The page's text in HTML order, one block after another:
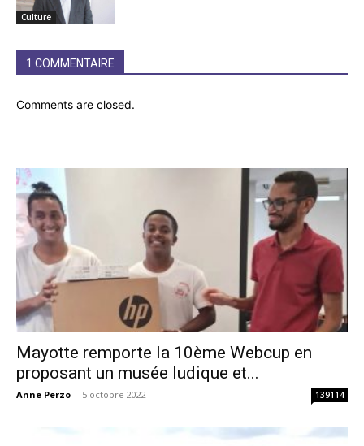
Culture
1 COMMENTAIRE
Comments are closed.
Mayotte remporte la 10ème Webcup en
proposant un musée ludique et...
Anne Perzo - 5 octobre 2022 139114